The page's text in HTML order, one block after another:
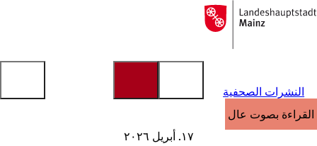
الانتقال إلى المحتوى
إلى
الصفحة
النشرات الصحفية
القراءة بصوت عالٍ
١٧. أبريل ٢٠٢٦